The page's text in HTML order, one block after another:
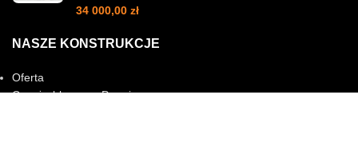
34 000,00 zł
NASZE KONSTRUKCJE
Oferta
Garaże blaszane Premium